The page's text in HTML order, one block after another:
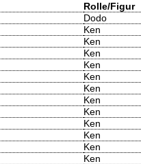
Rolle/Figur
Dodo
Ken
Ken
Ken
Ken
Ken
Ken
Ken
Ken
Ken
Ken
Ken
Ken